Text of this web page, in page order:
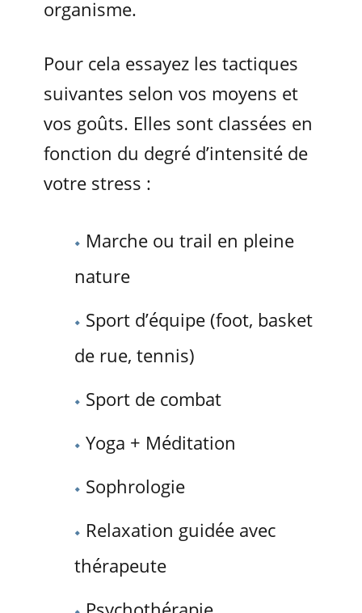
organisme.
Pour cela essayez les tactiques
suivantes selon vos moyens et
vos goûts. Elles sont classées en
fonction du degré d’intensité de
votre stress :
Marche ou trail en pleine
nature
Sport d’équipe (foot, basket
de rue, tennis)
Sport de combat
Yoga + Méditation
Sophrologie
Relaxation guidée avec
thérapeute